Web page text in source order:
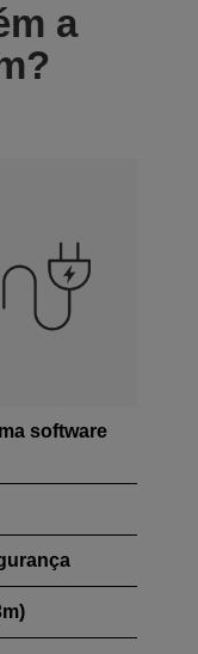
a
software